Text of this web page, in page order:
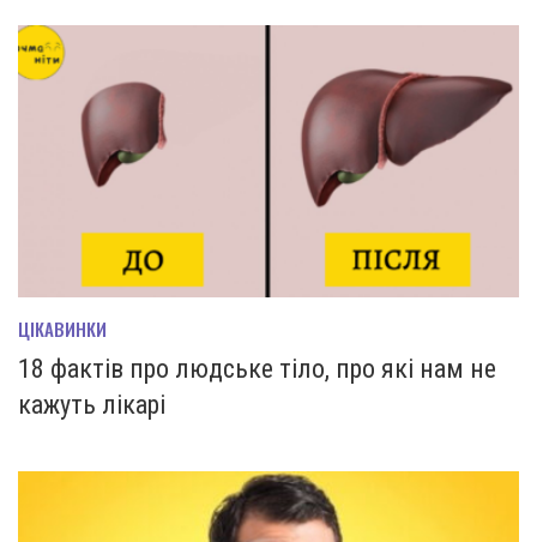
ЦІКАВИНКИ
18 фактів про людське тіло, про які нам не
кажуть лікарі